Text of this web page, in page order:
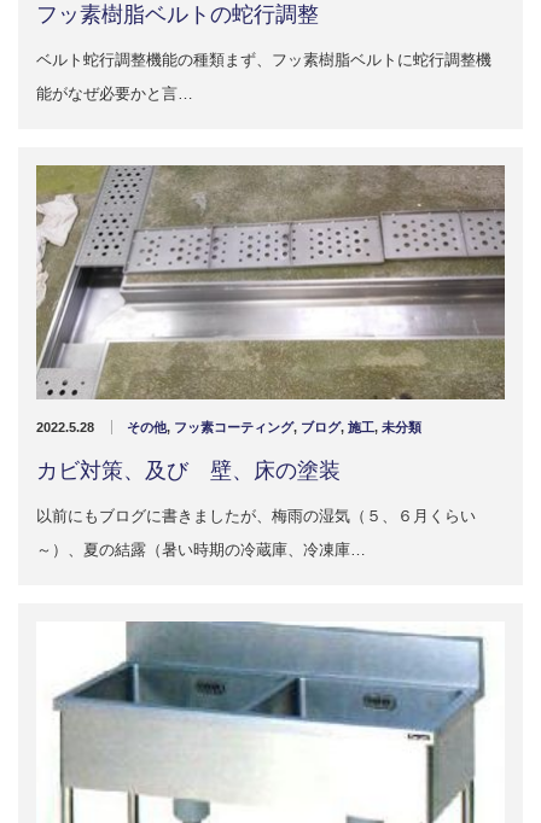
フッ素樹脂ベルトの蛇行調整
ベルト蛇行調整機能の種類まず、フッ素樹脂ベルトに蛇行調整機
能がなぜ必要かと言…
2022.5.28 その他, フッ素コーティング, ブログ, 施工, 未分類
カビ対策、及び 壁、床の塗装
以前にもブログに書きましたが、梅雨の湿気（５、６月くらい
～）、夏の結露（暑い時期の冷蔵庫、冷凍庫…